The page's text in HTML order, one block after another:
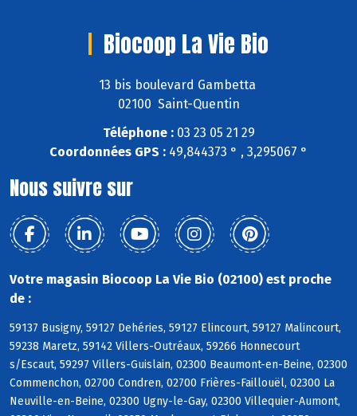
Biocoop La Vie Bio
13 bis boulevard Gambetta
02100 Saint-Quentin
Téléphone :03 23 05 21 29
Coordonnées GPS : 49,844373 ° , 3,295067 °
Nous suivre sur
Votre magasin Biocoop La Vie Bio (02100) est proche
de :
59137 Busigny, 59127 Dehéries, 59127 Elincourt, 59127 Malincourt,
59238 Maretz, 59142 Villers-Outréaux, 59266 Honnecourt
s/Escaut, 59297 Villers-Guislain, 02300 Beaumont-en-Beine, 02300
Commenchon, 02700 Condren, 02700 Frières-Faillouël, 02300 La
Neuville-en-Beine, 02300 Ugny-le-Gay, 02300 Villequier-Aumont,